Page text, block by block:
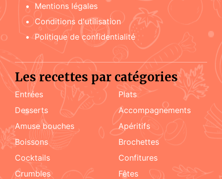
Mentions légales
Conditions d'utilisation
Politique de confidentialité
Les recettes par catégories
Entrées
Plats
Desserts
accompagnements
amuse bouches
apéritifs
boissons
brochettes
cocktails
confitures
crumbles
fêtes